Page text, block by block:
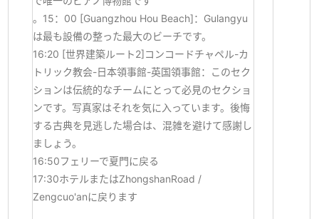
。15：00 [Guangzhou Hou Beach]：Gulangyu
は最も設備の整った最大のビーチです。
16:20 [世界建築ルート2]コンコードチャペル-カ
トリック教会-日本領事館-英国領事館：このセク
ションは伝統的なチームにとって必見のセクショ
ンです。写真家はそれを気に入っています。後悔
する古典を見逃した場合は、混雑を避けて感謝し
ましょう。
16:50フェリーで夏門に戻る
17:30ホテルまたはZhongshanRoad /
Zengcuo'anに戻ります